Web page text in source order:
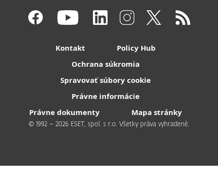
Kontakt
Policy Hub
Ochrana súkromia
Spravovať súbory cookie
Právne informácie
Právne dokumenty
Mapa stránky
© 1992 – 2026 ESET, spol. s r.o. Všetky práva vyhradené.